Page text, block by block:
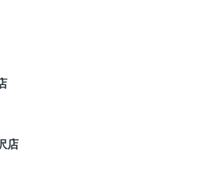
店